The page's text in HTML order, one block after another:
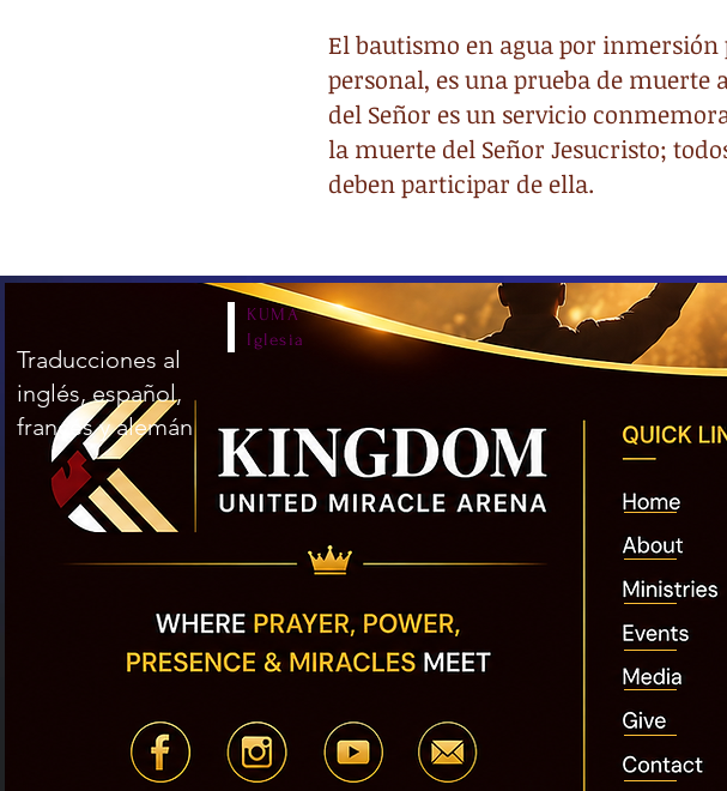
El bautismo en agua por inmersión
personal, es una prueba de muerte
del Señor es un servicio
la muerte del Señor Jesucristo;
deben participar de ella.
KUMA
Iglesia
Traducciones al
inglés, español,
francés y alemán